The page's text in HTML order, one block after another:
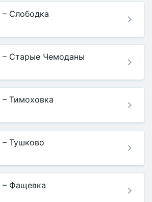
– Слободка
– Старые Чемоданы
– Тимоховка
– Тушково
– Фащевка